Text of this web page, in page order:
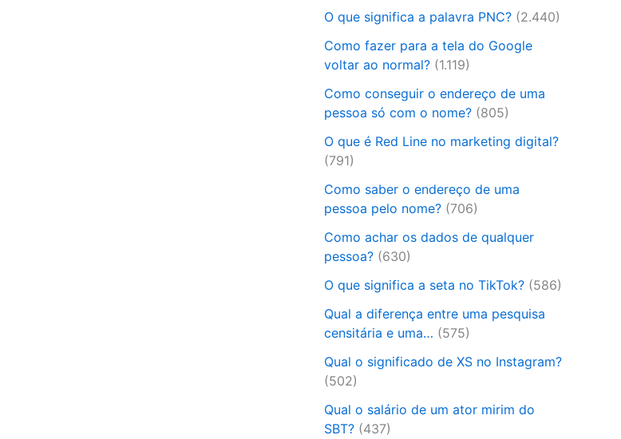
O que significa a palavra PNC? (2.440)
Como fazer para a tela do Google
voltar ao normal? (1.119)
Como conseguir o endereço de uma
pessoa só com o nome? (805)
O que é Red Line no marketing digital?
(791)
Como saber o endereço de uma
pessoa pelo nome? (706)
Como achar os dados de qualquer
pessoa? (630)
O que significa a seta no TikTok? (586)
Qual a diferença entre uma pesquisa
censitária e uma… (575)
Qual o significado de XS no Instagram?
(502)
Qual o salário de um ator mirim do
SBT? (437)